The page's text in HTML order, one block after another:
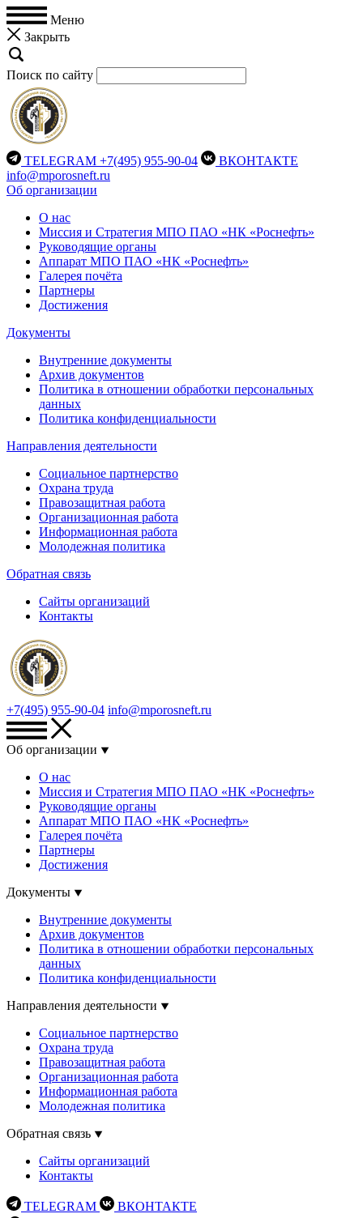
Меню
Закрыть
Поиск по сайту
TELEGRAM +7(495) 955-90-04
ВКОНТАКТЕ
info@mporosneft.ru
Об организации
О нас
Миссия и Стратегия МПО ПАО «НК «Роснефть»
Руководящие органы
Аппарат МПО ПАО «НК «Роснефть»
Галерея почёта
Партнеры
Достижения
Документы
Внутренние документы
Архив документов
Политика в отношении обработки персональных
данных
Политика конфиденциальности
Направления деятельности
Социальное партнерство
Охрана труда
Правозащитная работа
Организационная работа
Информационная работа
Молодежная политика
Обратная связь
Сайты организаций
Контакты
+7(495) 955-90-04 info@mporosneft.ru
Об организации
О нас
Миссия и Стратегия МПО ПАО «НК «Роснефть»
Руководящие органы
Аппарат МПО ПАО «НК «Роснефть»
Галерея почёта
Партнеры
Достижения
Документы
Внутренние документы
Архив документов
Политика в отношении обработки персональных
данных
Политика конфиденциальности
Направления деятельности
Социальное партнерство
Охрана труда
Правозащитная работа
Организационная работа
Информационная работа
Молодежная политика
Обратная связь
Сайты организаций
Контакты
TELEGRAM ВКОНТАКТЕ